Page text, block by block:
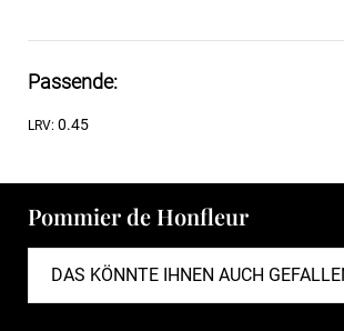
Passende:
LRV: 0.45
Pommier de Honfleur